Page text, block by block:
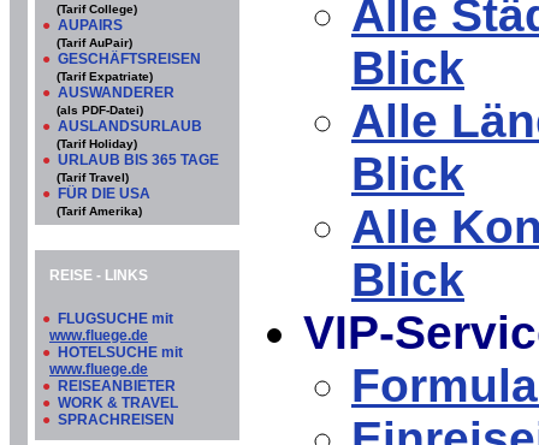
(Tarif College)
● AUPAIRS
(Tarif AuPair)
● GESCHÄFTSREISEN
(Tarif Expatriate)
● AUSWANDERER
(als PDF-Datei)
● AUSLANDSURLAUB
(Tarif Holiday)
● URLAUB BIS 365 TAGE
(Tarif Travel)
● FÜR DIE USA
(Tarif Amerika)
REISE - LINKS
● FLUGSUCHE mit
www.fluege.de
● HOTELSUCHE mit
www.fluege.de
● REISEANBIETER
● WORK & TRAVEL
● SPRACHREISEN
Alle
Blick
Alle
Blick
Alle
Blick
VIP-